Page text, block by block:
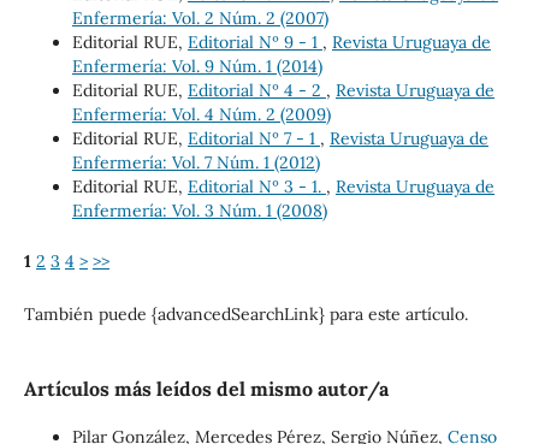
Enfermería: Vol. 2 Núm. 2 (2007)
Editorial RUE, Editorial Nº 9 - 1 , Revista Uruguaya de
Enfermería: Vol. 9 Núm. 1 (2014)
Editorial RUE, Editorial Nº 4 - 2 , Revista Uruguaya de
Enfermería: Vol. 4 Núm. 2 (2009)
Editorial RUE, Editorial Nº 7 - 1 , Revista Uruguaya de
Enfermería: Vol. 7 Núm. 1 (2012)
Editorial RUE, Editorial Nº 3 - 1. , Revista Uruguaya de
Enfermería: Vol. 3 Núm. 1 (2008)
1 2 3 4 > >>
También puede {advancedSearchLink} para este artículo.
Artículos más leídos del mismo autor/a
Pilar González, Mercedes Pérez, Sergio Núñez, Censo